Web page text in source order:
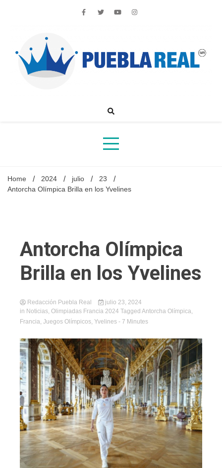
Noticias de actualidad de Puebla, México y el mundo
Home 2024 julio
23
Antorcha Olímpica Brilla en los Yvelines
Antorcha Olímpica
Brilla en los Yvelines
Redacción Puebla Real
julio 23, 2024
in Noticias, Olimpiadas Francia 2024 Tagged Antorcha Olímpica,
Francia, Juegos Olímpicos, Yvelines - 7 Minutes